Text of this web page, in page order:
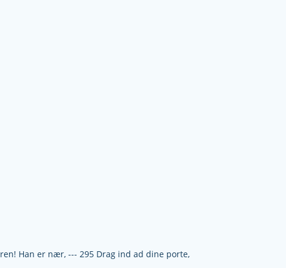
Han er nær, --- 295 Drag ind ad dine porte,